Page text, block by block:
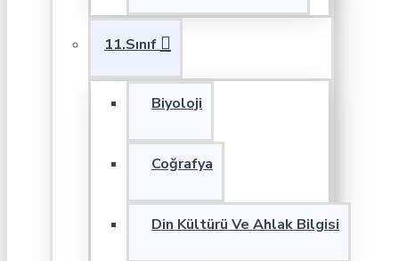
11.Sınıf
Biyoloji
Coğrafya
Din Kültürü Ve Ahlak Bilgisi